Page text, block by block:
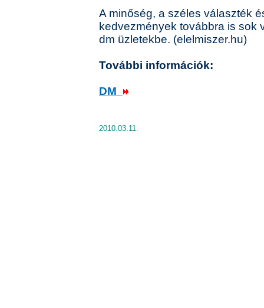
A minőség, a széles választék
kedvezmények továbbra is sok
dm üzletekbe. (elelmiszer.hu)
További információk:
DM
2010.03.11.